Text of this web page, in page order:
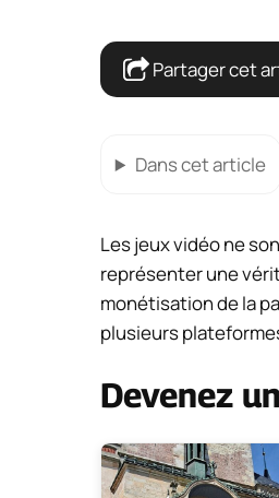
Partager cet
Dans cet article
Les jeux vidéo ne
représenter une
monétisation de la
plusieurs
Devenez